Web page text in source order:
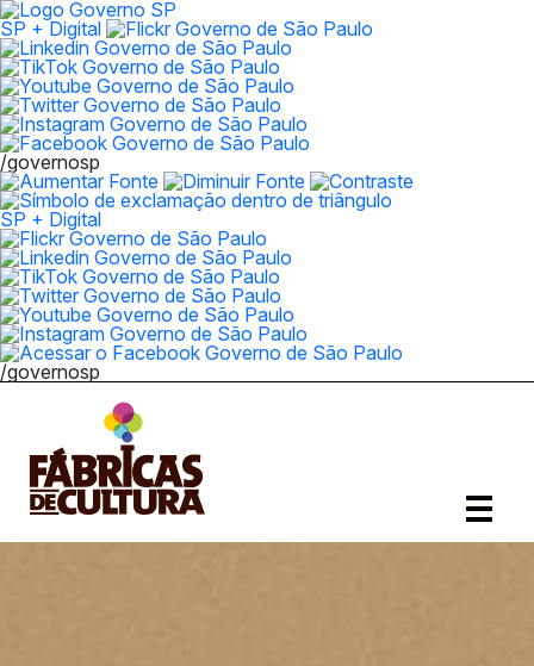
SP + Digital
/governosp
SP + Digital
/governosp